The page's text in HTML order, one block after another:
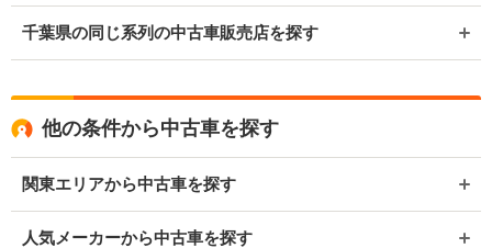
千葉県の同じ系列の中古車販売店を探す
他の条件から中古車を探す
関東エリアから中古車を探す
人気メーカーから中古車を探す